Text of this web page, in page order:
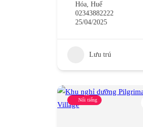
Hóa, Huế
02343882222
25/04/2025
Lưu trú
Nổi tiếng